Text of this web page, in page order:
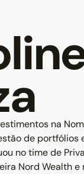
na
de portfólios
no time de
Nord Wealth e